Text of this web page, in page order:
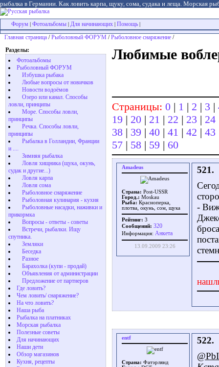
рыбалка в Германии. Как ловить карпа, щуку, сома, судака и леща. Морская
Форум Фотоальбомы Для начинающих Помощь
Главная страница /Рыболовный ФОРУМ /Рыболовное снаряжение /
Разделы:
Фотоальбомы
Рыболовный ФОРУМ
Избушка рыбака
Любые вопросы от новичков
Новости водоёмов
Озеро или канал. Способы
ловли, принципы
Море. Способы ловли,
принципы
Речка. Способы ловли,
принципы
Рыбалка в Голландии, Франции
и ....
Зимняя рыбалка
Ловля хищника (щука, окунь,
судак и другие...)
Ловля карпа
Ловля сома
Рыболовное снаряжение
Рыболовная кулинария - кухня
Рыболовные насадки, наживки и
прикормка
Вопросы - ответы - советы
Встречи, рыбалки. Ищу
спутника.
Земляки
Беседка
Разное
Барахолка (купи - продай)
Объявления от администрации
Предложение от партнеров
Где ловить?
Чем ловить/ снаряжение?
На что ловить?
Наша рыба
Рыбалка на платниках
Морская рыбалка
Полезные советы
Для начинающих
Наши дети
Обзор магазинов
Кухня, рецепты
Любимые
Страницы: 0 | 1 | 2 | 3 |
19 | 20 | 21 | 22 | 23 | 24
38 | 39 | 40 | 41 | 42 | 43
57 | 58 | 59 | 60
Amadeus
Страна: Post-USSR
Город.: Moskau
Рыба: Красноперка,
плотва, окунь, сом, щука
Рейтинг: 3
Сообщений: 320
Информация: Aнкета
13.09.2009 23:26
521.
-
entf
Страна: Фатэрлянд
522.